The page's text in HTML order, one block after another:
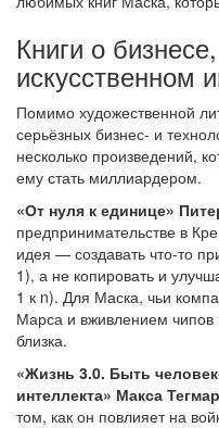
Книги о
искусственном
Помимо художественной
серьёзных бизнес- и
несколько произведений,
ему стать миллиардером.
«От нуля к единице»
предпринимательстве в
идея — создавать что-то
1), а не копировать и
1 к n). Для Маска, чьи
Марса и вживлением
близка.
«Жизнь 3.0. Быть
интеллекта» Макса
том, как он повлияет на